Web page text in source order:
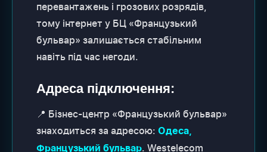
перевантажень і грозових розрядів,
тому інтернет у БЦ «Французький
бульвар» залишається стабільним
навіть під час негоди.
Адреса підключення:
📍 Бізнес-центр «Французький бульвар»
знаходиться за адресою: Одеса,
Французький бульвар. Westelecom